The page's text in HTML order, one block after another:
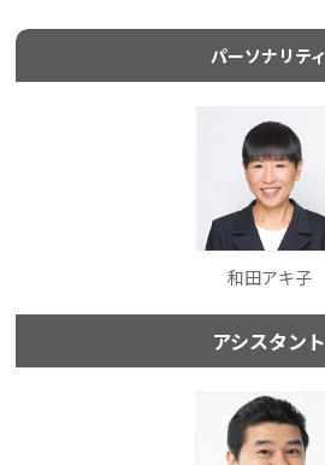
パーソナリティ
和田アキ子
アシスタント